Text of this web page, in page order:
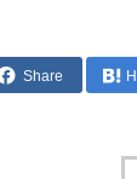
Share